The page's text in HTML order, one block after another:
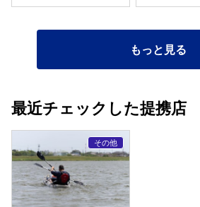
もっと見る
最近チェックした提携店